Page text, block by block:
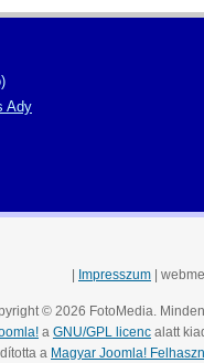
Ady
Impresszum |
© 2026 FotoMedia.
a GNU/GPL licenc alatt
a Magyar Joomla!